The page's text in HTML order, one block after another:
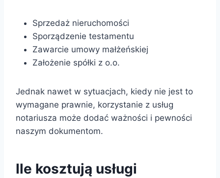
Sprzedaż nieruchomości
Sporządzenie testamentu
Zawarcie umowy małżeńskiej
Założenie spółki z o.o.
Jednak nawet w sytuacjach, kiedy nie jest to
wymagane prawnie, korzystanie z usług
notariusza może dodać ważności i pewności
naszym dokumentom.
Ile kosztują usługi